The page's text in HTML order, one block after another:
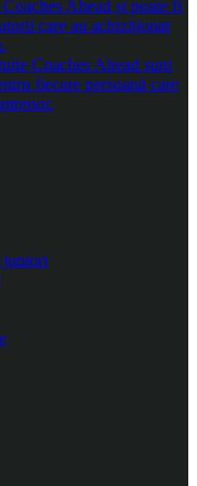
Ahead și poate fi
care au achiziționat
Coaches Ahead sunt
fiecare persoană care
juniori